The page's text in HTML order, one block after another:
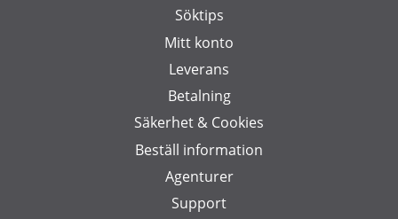
Söktips
Mitt konto
Leverans
Betalning
Säkerhet & Cookies
Beställ information
Agenturer
Support